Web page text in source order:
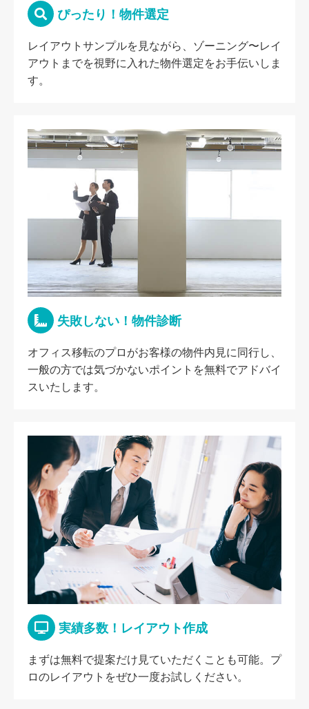
ぴったり！物件選定
レイアウトサンプルを見ながら、ゾーニング〜レイ
アウトまでを視野に入れた物件選定をお手伝いしま
す。
失敗しない！物件診断
オフィス移転のプロがお客様の物件内見に同行し、
一般の方では気づかないポイントを無料でアドバイ
スいたします。
実績多数！レイアウト作成
まずは無料で提案だけ見ていただくことも可能。プ
ロのレイアウトをぜひ一度お試しください。